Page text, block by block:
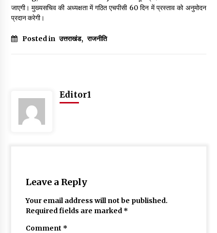
जाएगी। मुख्यसचिव की अध्यक्षता में गठित एचपीसी 60 दिन में प्रस्ताव को अनुमोदन
प्रदान करेगी।
Posted in उत्तराखंड, राजनीति
Editor1
Leave a Reply
Your email address will not be published.
Required fields are marked *
Comment *